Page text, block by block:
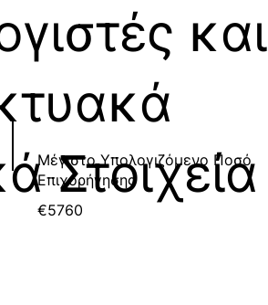
και
Στοιχεία
Μέγιστο Υπολογιζόμενο Ποσό
Επιχορήγησης
€5760